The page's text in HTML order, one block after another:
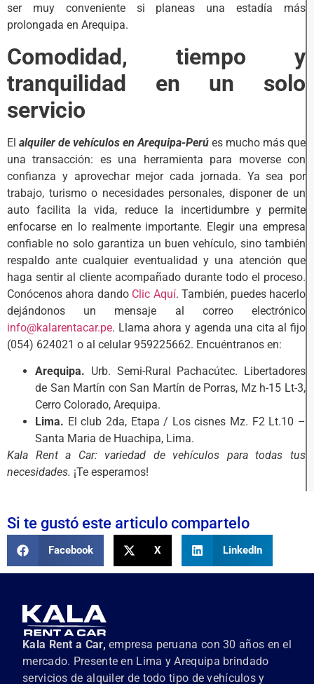
ser muy conveniente si planeas una estadía más
prolongada en Arequipa.
Comodidad, tiempo y
tranquilidad en un solo
servicio
El alquiler de vehículos en Arequipa-Perú es mucho más que
una transacción: es una herramienta para moverse con
confianza y aprovechar mejor cada jornada. Ya sea por
trabajo, turismo o necesidades personales, disponer de un
auto facilita la vida, reduce la incertidumbre y permite
enfocarse en lo realmente importante. Elegir una empresa
confiable no solo garantiza un buen vehículo, sino también
respaldo ante cualquier eventualidad y una atención que
haga sentir al cliente acompañado durante todo el proceso.
Conócenos ahora dando Clic Aquí. También, puedes hacerlo
dejándonos un mensaje al correo electrónico
info@kalarentacar.pe. Llama ahora y agenda una cita al fijo
(054) 624021 o al celular 959225662. Encuéntranos en:
Arequipa. Urb. Semi-Rural Pachacútec. Libertadores
de San Martín con San Martín de Porras, Mz h-15 Lt-3,
Cerro Colorado, Arequipa.
Lima. El club 2da, Etapa / Los cisnes Mz. F2 Lt.10 –
Santa Maria de Huachipa, Lima.
Kala Rent a Car: variedad de vehículos para todas tus
necesidades. ¡Te esperamos!
Si te gustó este articulo compartelo
Facebook X LinkedIn
Kala Rent a Car, empresa peruana con 30 años en el
mercado. Presente en Lima y Arequipa brindado
servicios de alquiler de todo tipo de vehículos y